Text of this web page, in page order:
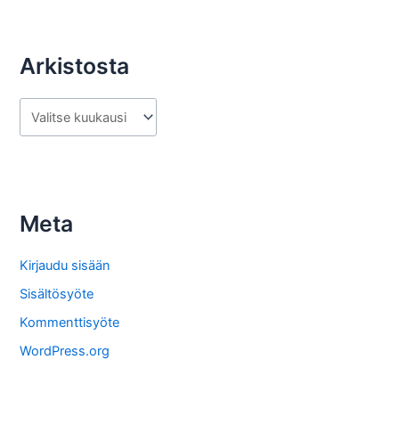
Arkistosta
r
s
o
s
t
a
Meta
Kirjaudu sisään
Sisältösyöte
Kommenttisyöte
WordPress.org